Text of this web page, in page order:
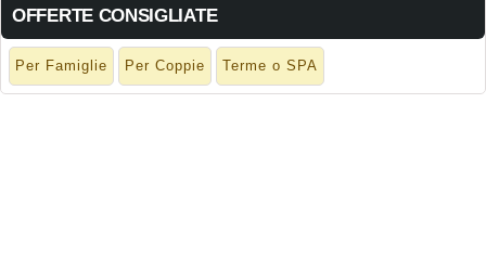
OFFERTE CONSIGLIATE
Per Famiglie Per Coppie Terme o SPA